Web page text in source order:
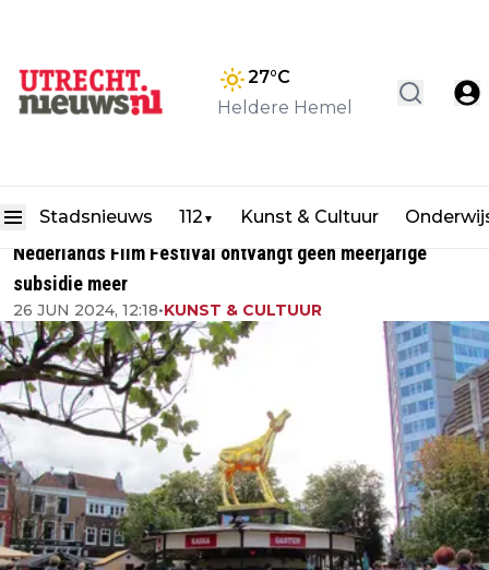
27°C
Heldere Hemel
Stadsnieuws 112 ▼ Kunst & Cultuur
Nederlands Film Festival ontvangt geen meerjarige
subsidie meer
26 JUN 2024, 12:18•KUNST & CULTUUR